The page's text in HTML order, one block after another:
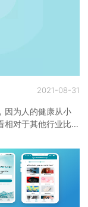
2021-08-31
因为人的健康从小
相对于其他行业比